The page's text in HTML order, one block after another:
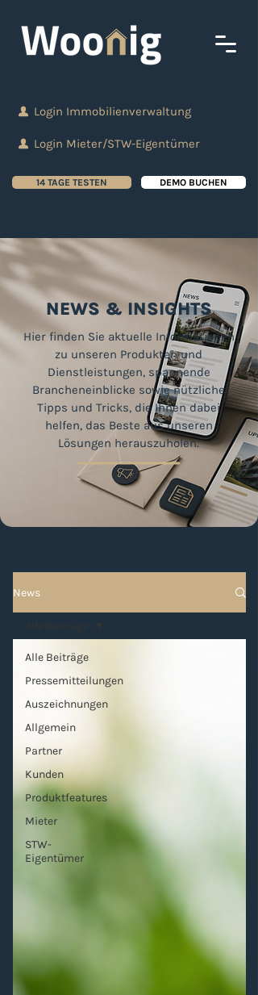
Login Immobilienverwaltung
Login Mieter/STW-Eigentümer
14 TAGE TESTEN DEMO BUCHEN
NEWS & INSIGHTS
Hier finden Sie aktuelle Informationen
zu unseren Produkten und
Dienstleistungen, spannende
Brancheneinblicke sowie nützliche
Tipps und Tricks, die Ihnen dabei
helfen, das Beste aus unseren
Lösungen herauszuholen.
News
Alle Beiträge
Pressemitteilungen
Auszeichnungen
Allgemein
Partner
Kunden
Produktfeatures
Mieter
STW-
Eigentümer